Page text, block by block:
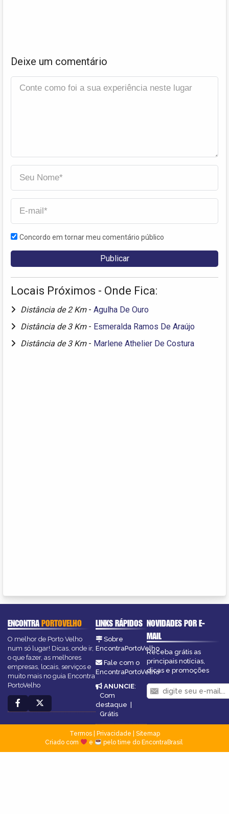
Deixe um comentário
Concordo em tornar meu comentário público
Locais Próximos - Onde Fica:
Distância de 2 Km - Agulha De Ouro
Distância de 3 Km - Esmeralda Ramos De Araújo
Distância de 3 Km - Marlene Athelier De Costura
ENCONTRAPORTOVELHO
O melhor de Porto Velho
num só lugar! Dicas, onde ir,
o que fazer, as melhores
empresas, locais, serviços e
muito mais no guia Encontra
PortoVelho
LINKS RÁPIDOS
Sobre
EncontraPortoVelho
Fale com o
EncontraPortoVelho
ANUNCIE:
Com
destaque |
Grátis
NOVIDADES POR E-
MAIL
Receba grátis as
principais notícias,
dicas e promoções
Termos| Privacidade
Sitemap
Criado com
e pelo time do EncontraBrasil